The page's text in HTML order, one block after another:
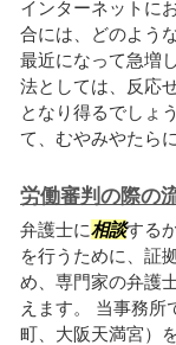
インターネットに
合には、どのよう
最近になって急増
法としては、反応
となり得るでしょ
て、むやみやたら
労働審判の際の
弁護士に相談する
を行うために、証
め、専門家の弁護
えます。 当事務所
町、大阪天満宮）